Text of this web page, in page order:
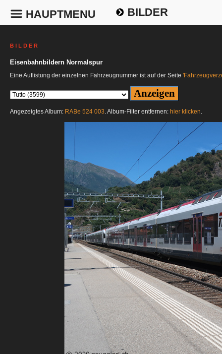
HAUPTMENU BILDER
B I L D E R
Eisenbahnbildern Normalspur
Eine Auflistung der einzelnen Fahrzeugnummer ist auf der Seite
Angezeigtes Album: RABe 524 003. Album-Filter entfernen: hier klicken.